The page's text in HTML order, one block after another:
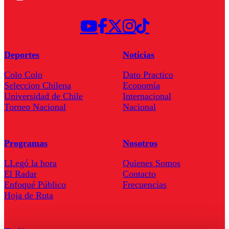
Deportes
Colo Colo
Seleccion Chilena
Universidad de Chile
Torneo Nacional
Noticias
Dato Practico
Economía
Internacional
Nacional
Programas
LLegó la hora
El Radar
Enfoqué Público
Hoja de Ruta
Nosotros
Quienes Somos
Contacto
Frecuencias